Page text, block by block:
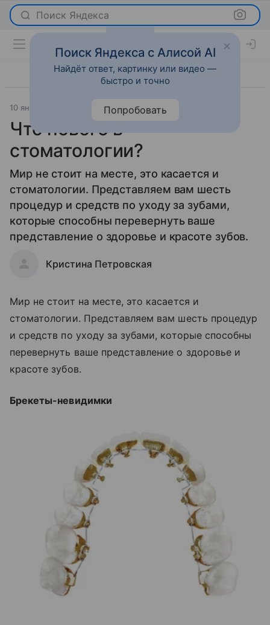
Поиск Яндекса
10 января 2014 Красота
Что нового в
стоматологии?
Мир не стоит на месте, это касается и
стоматологии. Представляем вам шесть
процедур и средств по уходу за зубами,
которые способны перевернуть ваше
представление о здоровье и красоте зубов.
Кристина Петровская
Мир не стоит на месте, это касается и
стоматологии. Представляем вам шесть процедур
и средств по уходу за зубами, которые способны
перевернуть ваше представление о здоровье и
красоте зубов.
Брекеты-невидимки
Поиск Яндекса с Алисой AI
Найдёт ответ, картинку или видео —
быстро и точно
Попробовать